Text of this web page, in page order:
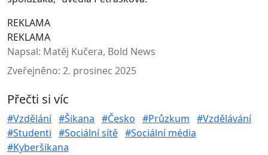
REKLAMA
REKLAMA
Napsal: Matěj Kučera, Bold News
Zveřejněno: 2. prosinec 2025
Přečti si víc
#Vzdělání #Šikana #Česko #Průzkum #Vzdělávání
#Studenti #Sociální sítě #Sociální média
#Kyberšikana